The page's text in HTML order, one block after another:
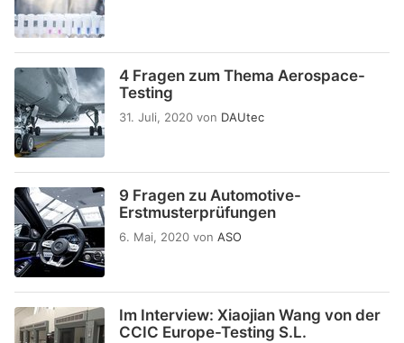
4 Fragen zum Thema Aerospace-
Testing
31. Juli, 2020 von DAUtec
9 Fragen zu Automotive-
Erstmusterprüfungen
6. Mai, 2020 von ASO
Im Interview: Xiaojian Wang von der
CCIC Europe-Testing S.L.